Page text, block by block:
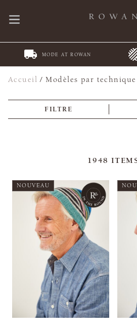
MODE AT ROWAN
Accueil /Modèles par technique
FILTRE
1948
NOUVEAU